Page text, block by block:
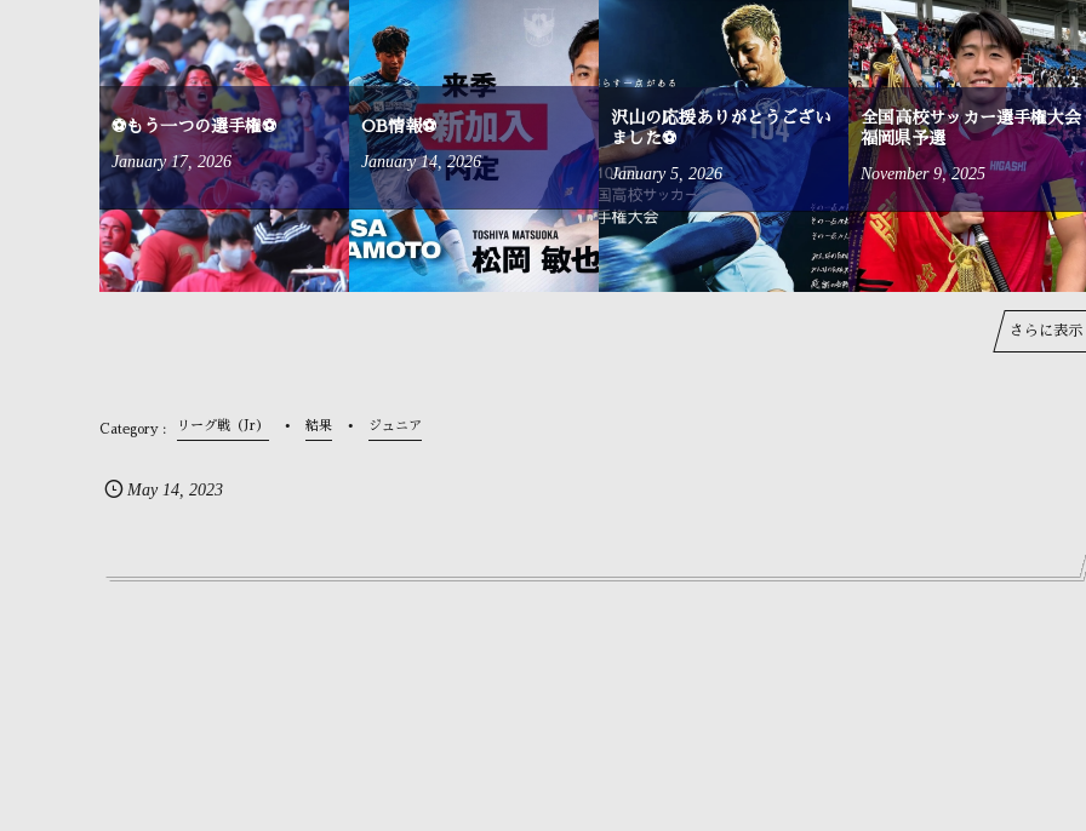
⚽もう一つの選手権⚽
January 17,2026
OB情報⚽
January 14 ,2026
沢山の応援ありがとうござい
ました⚽
January 5 2026
全国高校サッカー選手権大会
福岡県予選
November 9,2025
さらに表示
リーグ戦（Jr） 結果 ジュニア
May 14 ,2023